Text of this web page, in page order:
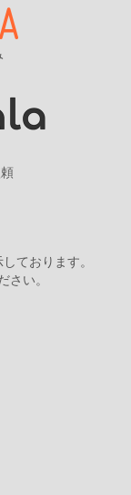
ております。
さい。